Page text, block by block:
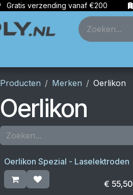
Gratis verzending vanaf €200
Producten Merken Oerlikon
Oerlikon
Oerlikon Spezial - Laselektroden
€ 55,50